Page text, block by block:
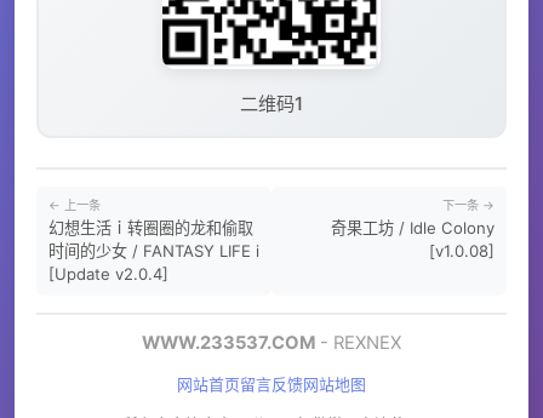
二维码1
← 上一条
幻想生活ｉ转圈圈的龙和偷取
时间的少女 / FANTASY LIFE i
[Update v2.0.4]
下一条 →
奇果工坊 / Idle Colony
[v1.0.08]
WWW.233537.COM - REXNEX
网站首页留言反馈网站地图